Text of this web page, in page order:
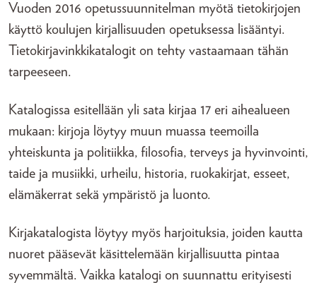
Vuoden 2016 opetussuunnitelman myötä tietokirjojen
käyttö koulujen kirjallisuuden opetuksessa lisääntyi.
Tietokirjavinkkikatalogit on tehty vastaamaan tähän
tarpeeseen.
Katalogissa esitellään yli sata kirjaa 17 eri aihealueen
mukaan: kirjoja löytyy muun muassa teemoilla
yhteiskunta ja politiikka, filosofia, terveys ja hyvinvointi,
taide ja musiikki, urheilu, historia, ruokakirjat, esseet,
elämäkerrat sekä ympäristö ja luonto.
Kirjakatalogista löytyy myös harjoituksia, joiden kautta
nuoret pääsevät käsittelemään kirjallisuutta pintaa
syvemmältä. Vaikka katalogi on suunnattu erityisesti